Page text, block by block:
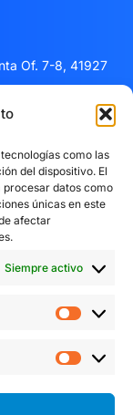
como las
del dispositivo. El
datos como
únicas en este
afectar
Siempre activo
Of. 7-8, 41927